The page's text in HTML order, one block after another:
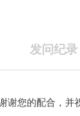
发问纪录
谢您的配合，并